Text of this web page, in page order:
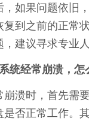
，如果问题依旧
复到之前的正常
建议寻求专业人
统经常崩溃，怎
溃时，首先需
是否正常工作。